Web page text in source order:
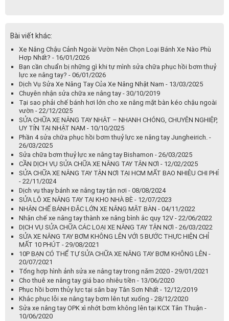
Bài viết khác:
Xe Nâng Chậu Cảnh Ngoài Vườn Nên Chọn Loại Bánh Xe Nào Phù
Hợp Nhất? - 16/01/2026
Bạn cần chuẩn bị những gì khi tự mình sửa chữa phục hồi bơm thuỷ
lực xe nâng tay? - 06/01/2026
Dịch Vụ Sửa Xe Nâng Tay Của Xe Nâng Nhật Nam - 13/03/2025
Chuyên nhận sửa chữa xe nâng tay - 30/10/2019
Tại sao phải chế bánh hơi lớn cho xe nâng mặt bàn kéo chậu ngoài
vườn - 22/12/2025
SỬA CHỮA XE NÂNG TAY NHẬT – NHANH CHÓNG, CHUYÊN NGHIỆP,
UY TÍN TẠI NHẬT NAM - 10/10/2025
Phần 4 sửa chữa phục hồi bơm thuỷ lực xe nâng tay Jungheirich. -
26/03/2025
Sửa chữa bơm thuỷ lực xe nâng tay Bishamon - 26/03/2025
CẦN DỊCH VỤ SỬA CHỮA XE NÂNG TAY TẬN NƠI - 12/02/2025
SỬA CHỮA XE NÂNG TAY TẬN NƠI TẠI HCM MẤT BAO NHIÊU CHI PHÍ
- 22/11/2024
Dịch vụ thay bánh xe nâng tay tận nơi - 08/08/2024
SỬA LÔ XE NÂNG TAY TẠI KHO NHÀ BÈ - 12/07/2023
NHẬN CHẾ BÁNH ĐẶC LỚN XE NÂNG MẶT BÀN - 04/11/2022
Nhận chế xe nâng tay thành xe nâng bình ắc quy 12V - 22/06/2022
DỊCH VỤ SỬA CHỮA CÁC LOẠI XE NÂNG TAY TẬN NƠI - 26/03/2022
SỬA XE NÂNG TAY BƠM KHÔNG LÊN VỚI 5 BƯỚC THỰC HIỆN CHỈ
MẤT 10 PHÚT - 29/08/2021
10P BẠN CÓ THỂ TỰ SỬA CHỮA XE NÂNG TAY BƠM KHÔNG LÊN -
20/07/2021
Tổng hợp hình ảnh sửa xe nâng tay trong năm 2020 - 29/01/2021
Cho thuê xe nâng tay giá bao nhiêu tiền - 13/06/2020
Phục hồi bơm thủy lực tại sân bay Tân Sơn Nhất - 12/12/2019
Khắc phục lỗi xe nâng tay bơm lên tụt xuống - 28/12/2020
Sửa xe nâng tay OPK xì nhớt bơm không lên tại KCX Tân Thuận -
10/06/2020